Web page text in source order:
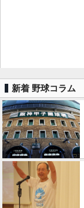
新着 野球コラム